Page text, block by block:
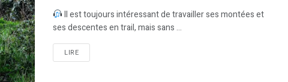
Il est toujours intéressant de travailler ses montées et
ses descentes en trail, mais sans ...
LIRE